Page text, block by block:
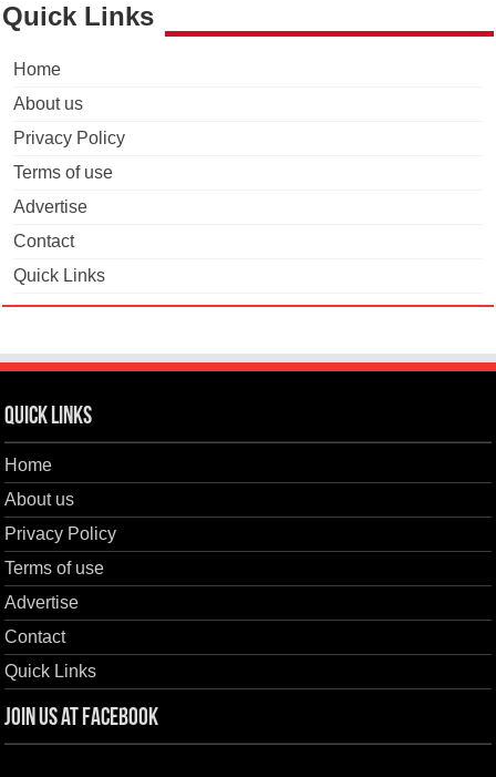
Quick Links
Home
About us
Privacy Policy
Terms of use
Advertise
Contact
Quick Links
Quick Links
Home
About us
Privacy Policy
Terms of use
Advertise
Contact
Quick Links
Join us at Facebook